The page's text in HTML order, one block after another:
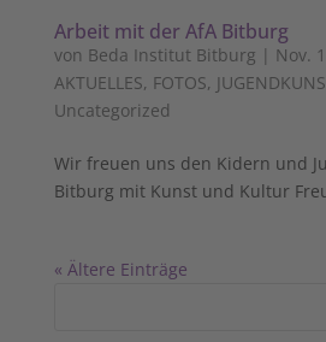
Arbeit mit der AfA Bitburg
von Beda Institut Bitburg | Nov.
AKTUELLES, FOTOS,
Uncategorized
Wir freuen uns den Kidern und
Bitburg mit Kunst und Kultur
« Ältere Einträge